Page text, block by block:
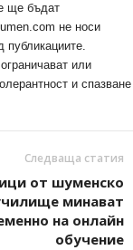
ще бъдат
не носи
публикациите.
или
и спазване
Следваща статия
от шуменско
минават
на онлайн
обучение